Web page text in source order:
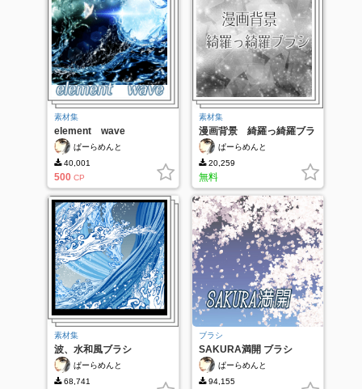
素材集
element wave
ぱーらめんと
40,001
500 CP
素材集
漫画背景 綺羅っ綺羅ブラ
シ
ぱーらめんと
20,259
無料
素材集
波、水和風ブラシ
ぱーらめんと
68,741
ブラシ
SAKURA満開 ブラシ
ぱーらめんと
94,155